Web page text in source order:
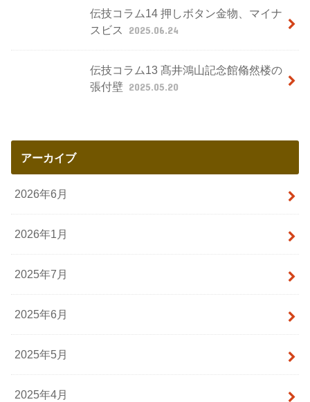
伝技コラム14 押しボタン金物、マイナ
スビス
2025.06.24
伝技コラム13 髙井鴻山記念館翛然楼の
張付壁 2025.05.20
アーカイブ
2026年6月
2026年1月
2025年7月
2025年6月
2025年5月
2025年4月